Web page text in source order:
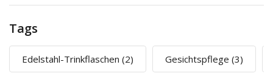
Tags
Edelstahl-Trinkflaschen (2) Gesichtspflege (3)